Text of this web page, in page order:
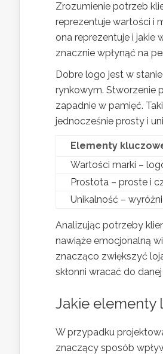
Zrozumienie potrzeb
reprezentuje wartości i
ona reprezentuje i jakie
znacznie wpłynąć na
Dobre logo jest w
rynkowym. Stworzenie
zapadnie w pamięć.
jednocześnie prosty i
Elementy
Wartości marki –
Prostota – proste i
Unikalność –
Analizując potrzeby
nawiąże emocjonalną
znacząco zwiększyć
skłonni wracać do
Jakie elementy
W przypadku
znaczący sposób